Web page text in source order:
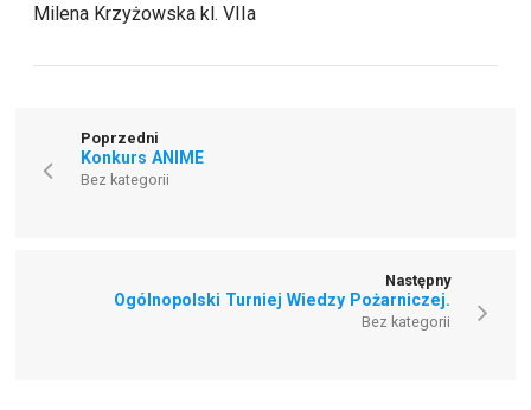
Milena Krzyżowska kl. VIIa
Poprzedni
Konkurs ANIME
Bez kategorii
Następny
Ogólnopolski Turniej Wiedzy Pożarniczej.
Bez kategorii